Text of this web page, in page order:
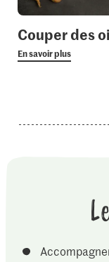
Couper des
En savoir plus